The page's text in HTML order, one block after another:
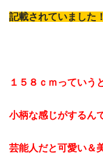
記載されていました！
１５８ｃｍっていう
小柄な感じがするん
芸能人だと可愛い＆